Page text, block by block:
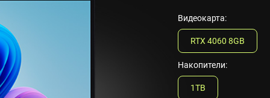
Видеокарта:
RTX 4060 8GB
Накопители:
1TB